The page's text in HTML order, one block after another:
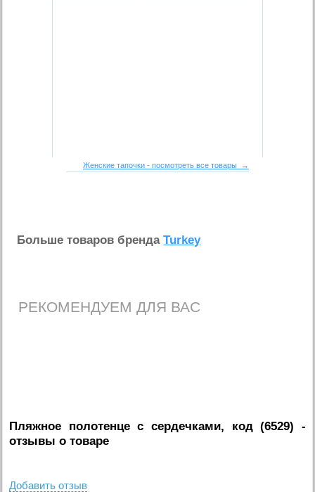
Женские тапочки - посмотреть все товары →
Больше товаров брендаTurkey
РЕКОМЕНДУЕМ ДЛЯ ВАС
Пляжное полотенце с сердечками, код (6529) -
отзывы о товаре
Добавить отзыв